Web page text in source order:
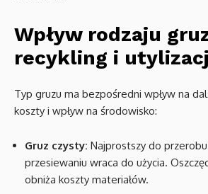
Wpływ rodzaju
recykling i
Typ gruzu ma bezpośredni wpływ na
koszty i wpływ na środowisko:
Gruz czysty: Najprostszy do
przesiewaniu wraca do użycia.
obniża koszty materiałów.